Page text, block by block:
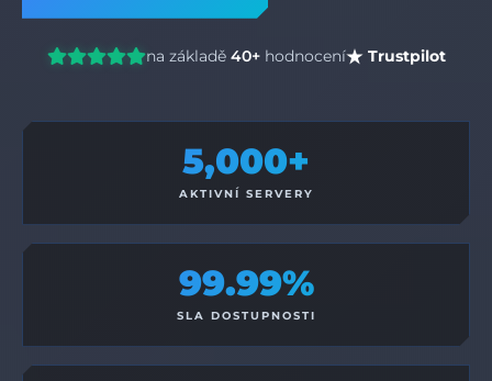
na základě 40+hodnocení Trustpilot
5,000+
AKTIVNÍ SERVERY
99.99%
SLA DOSTUPNOSTI